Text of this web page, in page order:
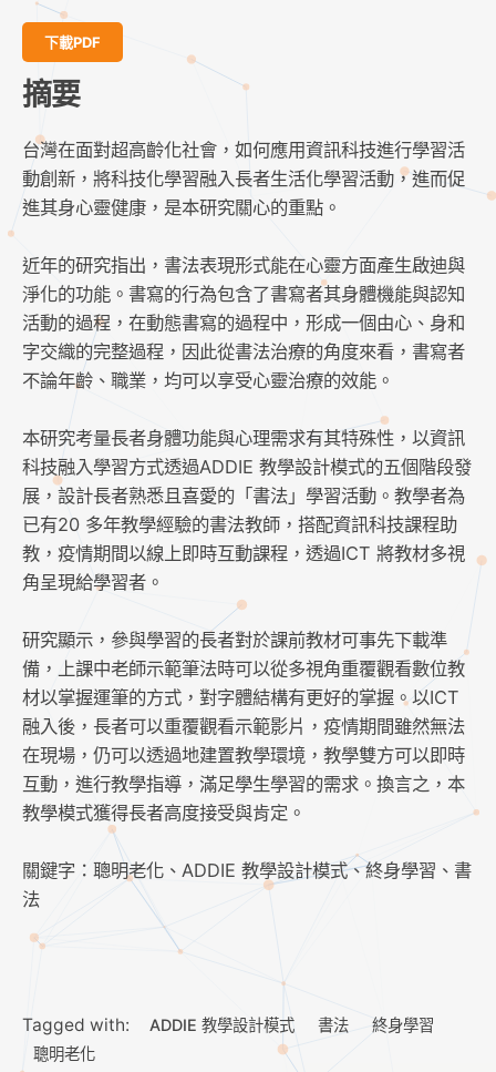
下載PDF
摘要
台灣在面對超高齡化社會，如何應用資訊科技進行學習活
動創新，將科技化學習融入長者生活化學習活動，進而促
進其身心靈健康，是本研究關心的重點。
近年的研究指出，書法表現形式能在心靈方面產生啟迪與
淨化的功能。書寫的行為包含了書寫者其身體機能與認知
活動的過程，在動態書寫的過程中，形成一個由心、身和
字交織的完整過程，因此從書法治療的角度來看，書寫者
不論年齡、職業，均可以享受心靈治療的效能。
本研究考量長者身體功能與心理需求有其特殊性，以資訊
科技融入學習方式透過ADDIE 教學設計模式的五個階段發
展，設計長者熟悉且喜愛的「書法」學習活動。教學者為
已有20 多年教學經驗的書法教師，搭配資訊科技課程助
教，疫情期間以線上即時互動課程，透過ICT 將教材多視
角呈現給學習者。
研究顯示，參與學習的長者對於課前教材可事先下載準
備，上課中老師示範筆法時可以從多視角重覆觀看數位教
材以掌握運筆的方式，對字體結構有更好的掌握。以ICT
融入後，長者可以重覆觀看示範影片，疫情期間雖然無法
在現場，仍可以透過地建置教學環境，教學雙方可以即時
互動，進行教學指導，滿足學生學習的需求。換言之，本
教學模式獲得長者高度接受與肯定。
關鍵字：聰明老化、ADDIE 教學設計模式、終身學習、書
法
Tagged with: ADDIE 教學設計模式 書法
終身學習
聰明老化